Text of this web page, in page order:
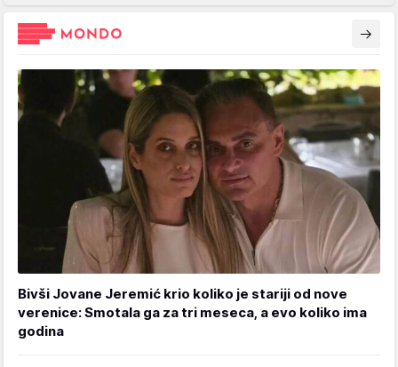
Bivši Jovane Jeremić krio koliko je stariji od nove
verenice: Smotala ga za tri meseca, a evo koliko ima
godina